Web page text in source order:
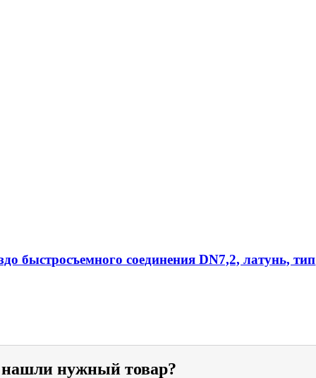
быстросъемного соединения DN7,2, латунь, тип
нужный товар?